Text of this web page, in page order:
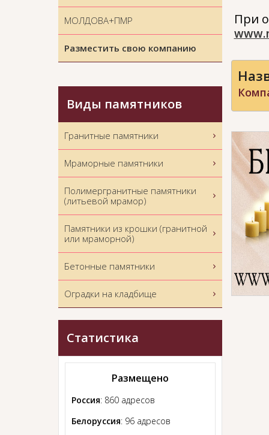
При
МОЛДОВА+ПМР
Разместить свою компанию
Виды памятников
Гранитные памятники
Мраморные памятники
Полимергранитные памятники
(литьевой мрамор)
Памятники из крошки (гранитной
или мраморной)
Бетонные памятники
Оградки на кладбище
Статистика
Размещено
Россия: 860 адресов
Белоруссия: 96 адресов